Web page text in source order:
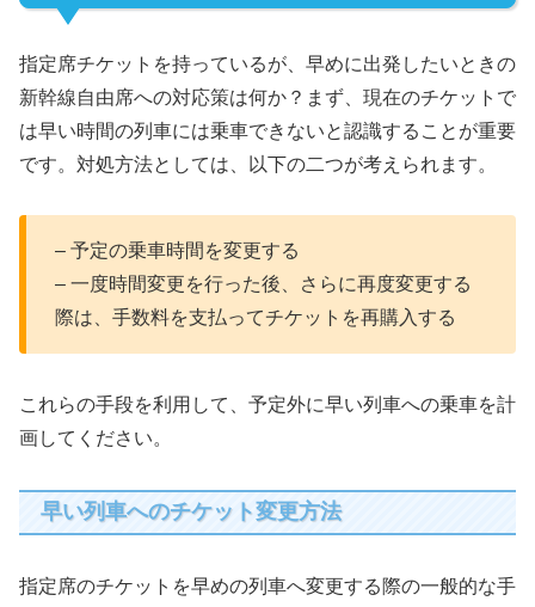
指定席チケットを持っているが、早めに出発したいときの
新幹線自由席への対応策は何か？まず、現在のチケットで
は早い時間の列車には乗車できないと認識することが重要
です。対処方法としては、以下の二つが考えられます。
– 予定の乗車時間を変更する
– 一度時間変更を行った後、さらに再度変更する
際は、手数料を支払ってチケットを再購入する
これらの手段を利用して、予定外に早い列車への乗車を計
画してください。
早い列車へのチケット変更方法
指定席のチケットを早めの列車へ変更する際の一般的な手